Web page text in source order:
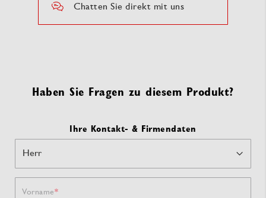
Chatten Sie direkt mit uns
Haben Sie Fragen zu diesem Produkt?
Ihre Kontakt- & Firmendaten
Vorname